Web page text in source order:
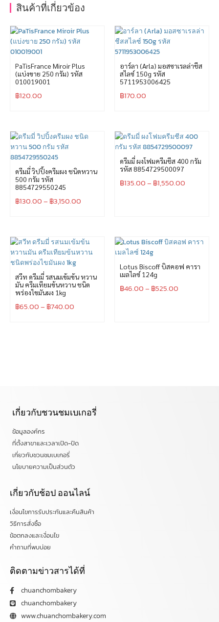
สินค้าที่เกี่ยวข้อง
PaTisFrance Miroir Plus
(แบ่งขาย 250 กรัม) รหัส
010019001
฿120.00
อาร์ลา (Arla) มอสซาเรลล่าชีส
สไลซ์ 150g รหัส
5711953006425
฿170.00
ดรีมมี่ วิปปิ้งครีมผง ชนิดหวาน
500 กรัม รหัส
8854729550245
฿130.00– ฿3,150.00
ดรีมมี่ ผงโฟมครีมชีส 400 กรัม
รหัส 8854729500097
฿135.00– ฿1,550.00
สวีท ดรีมมี่ รสนมเข้มข้น หวาน
มัน ครีมเทียมข้นหวาน ชนิด
พร่องไขมันผง 1kg
฿65.00– ฿740.00
Lotus Biscoff บิสคอฟ คารา
เมลไลซ์ 124g
฿46.00– ฿525.00
เกี่ยวกับชวนชมเบเกอรี่
ข้อมูลองค์กร
ที่ตั้งสาขาและเวลาเปิด-ปิด
เกี่ยวกับชวนชมเบเกอรี่
นโยบายความเป็นส่วนตัว
เกี่ยวกับช้อป ออนไลน์
เงื่อนไขการรับประกันและคืนสินค้า
วิธีการสั่งซื้อ
ข้อตกลงและเงื่อนไข
คำถามที่พบบ่อย
ติดตามข่าวสารได้ที่
chuanchombakery
chuanchombakery
www.chuanchombakery.com